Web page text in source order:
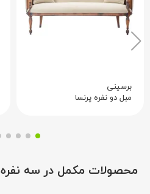
برسینی
مبل دو نفره پرنسا
محصولات مکمل در سه نفره